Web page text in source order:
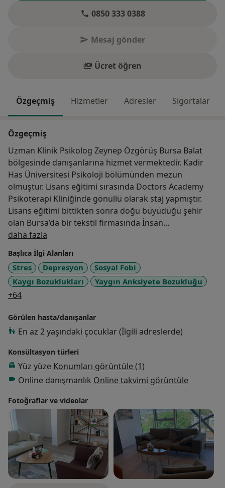
0850 333 0388
Mesaj gönder
Ücret öğren
Özgeçmiş Hizmetler Adresler Sigortalar
Özgeçmiş
Uzman Klinik Psikolog Zeynep Özgörüş Bursa Balat
bölgesinde danışanlarına hizmet vermektedir. Kadir
Has Üniversitesi Psikoloji bölümünden mezun
olmuştur. Lisans eğitimi sırasında Doctors Academy
Psikoterapi Kliniğinde gönüllü olarak staj yapmıştır.
Lisans eğitimi bittikten sonra doğu büyüdüğü şehir
olan Bursa’da bir tekstil firmasında İnsan
Kaynaklarında 3 sene çalışmıştır. Şirketlere kurumsal
danışmanlık hizmeti vermeye devam etmektedir.
Çalıştığı dönem boyunca İstanbul Aydın
Üniversitesinde Yüksek lisan eğitimini tamamlamıştır.
Çocuk, ergen ve yetişkinlere psikoterapi hizmeti
vermektedir. Çocuk Merkezli Oyun terapistidir.
Terapisi çalışmaktadır. Yetişkinlerle ağırlıklı olarak
Şema Terapi, Bilişsel Davranışçı Terapi, Hipnoterapi,
Çalışmaktadır. MMPI testi uygulayıcısıdır. Online ve yüz
yüze seanslar yapmaktadır.
daha fazla
Başlıca İlgi Alanları
Stres Depresyon
Sosyal Fobi
Kaygı Bozuklukları
Yaygın Anksiyete Bozukluğu
+64a11y_sr_more_diseases
Görülen hasta/danışanlar
En az 2 yaşındaki çocuklar (İlgili adreslerde)
Konsültasyon türleri
Yüz yüze Konumları görüntüle (1)
Online danışmanlık Online takvimi görüntüle
Fotoğraflar ve videolar